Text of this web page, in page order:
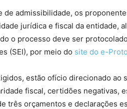
de admissibilidade, os
jurídica e fiscal da entidade,
o processo deve ser
(SEI), por meio do site do e-
estão ofício direcionado ao
fiscal, certidões negativas,
três orçamentos e declarações